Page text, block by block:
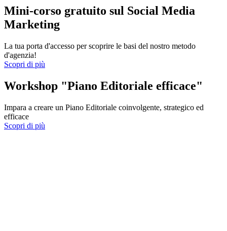
Mini-corso gratuito sul Social Media
Marketing
La tua porta d'accesso per scoprire le basi del nostro metodo
d'agenzia!
Scopri di più
Workshop "Piano Editoriale efficace"
Impara a creare un Piano Editoriale coinvolgente, strategico ed
efficace
Scopri di più